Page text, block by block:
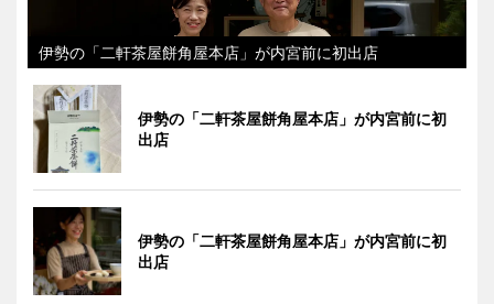
伊勢の「二軒茶屋餅角屋本店」が内宮前に初出店
伊勢の「二軒茶屋餅角屋本店」が内宮前に初
出店
伊勢の「二軒茶屋餅角屋本店」が内宮前に初
出店